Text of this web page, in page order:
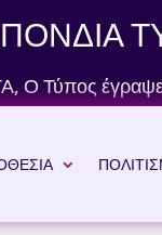
, Ο Τύπος